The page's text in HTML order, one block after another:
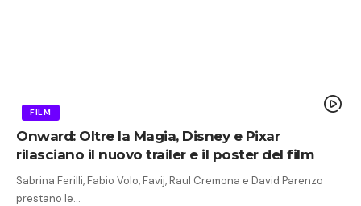
FILM
Onward: Oltre la Magia, Disney e Pixar
rilasciano il nuovo trailer e il poster del film
Sabrina Ferilli, Fabio Volo, Favij, Raul Cremona e David Parenzo
prestano le…